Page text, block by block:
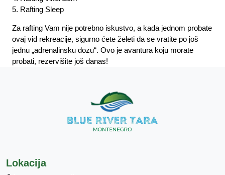
5. Rafting Sleep
Za rafting Vam nije potrebno iskustvo, a kada jednom probate
ovaj vid rekreacije, sigurno ćete želeti da se vratite po još
jednu „adrenalinsku dozu“. Ovo je avantura koju morate
probati, rezervišite još danas!
Lokacija